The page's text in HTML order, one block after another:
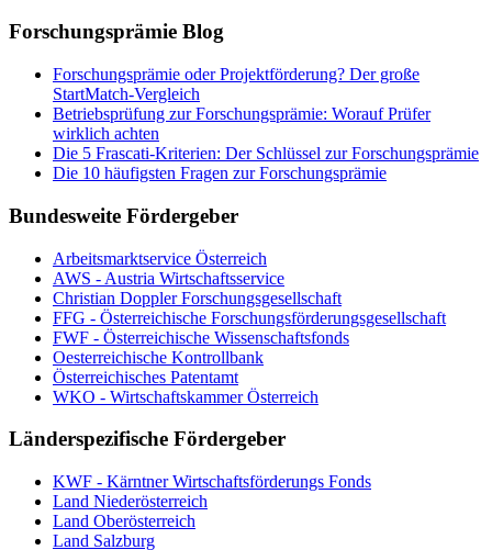
Forschungsprämie Blog
Forschungsprämie oder Projektförderung? Der große
StartMatch-Vergleich
Betriebsprüfung zur Forschungsprämie: Worauf Prüfer
wirklich achten
Die 5 Frascati-Kriterien: Der Schlüssel zur Forschungsprämie
Die 10 häufigsten Fragen zur Forschungsprämie
Bundesweite Fördergeber
Arbeitsmarktservice Österreich
AWS - Austria Wirtschaftsservice
Christian Doppler Forschungsgesellschaft
FFG - Österreichische Forschungs­förderungs­gesellschaft
FWF - Österreichische Wissenschaftsfonds
Oesterreichische Kontrollbank
Österreichisches Patentamt
WKO - Wirtschaftskammer Österreich
Länderspezifische Fördergeber
KWF - Kärntner Wirtschaftsförderungs Fonds
Land Niederösterreich
Land Oberösterreich
Land Salzburg